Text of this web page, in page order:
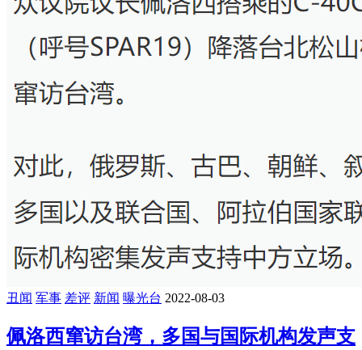
丑闻 军事 差评 新闻 曝光台 2022-08-03
佩洛西窜访台湾，多国与国际机构发声支